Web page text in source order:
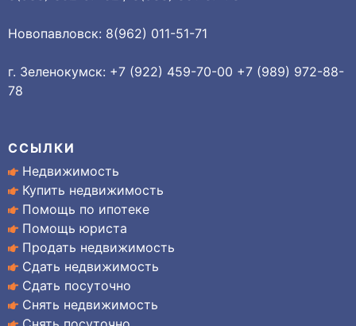
Новопавловск: 8(962) 011-51-71
г. Зеленокумск: +7 (922) 459-70-00 +7 (989) 972-88-
78
ССЫЛКИ
Недвижимость
Купить недвижимость
Помощь по ипотеке
Помощь юриста
Продать недвижимость
Сдать недвижимость
Сдать посуточно
Снять недвижимость